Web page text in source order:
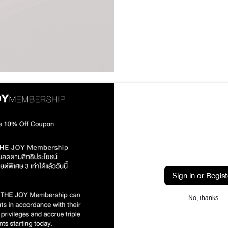
Art of
with meticulous attention to detail and expertise, blends
Sign in or
No, thanks